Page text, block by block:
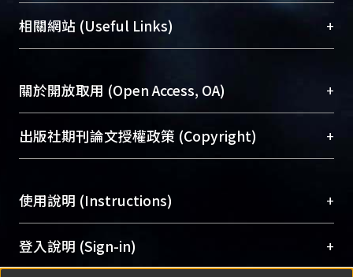
機構典藏（NTUR）與學術庫（AH）不同功能平
台，成為臺大學術典藏NTU scholars。期能整合研
成果。
To permanently archive and promote researcher
profiles and scholarly works, Library integrates the
services of “NTU Repository” with “Academic
總館學科館員(Main Library)
醫學圖書館學科館員(Medical Library)
Sciences Library)
相關網站 (Useful Links) +
關於開放取用 (Open Access, OA) +
開放取用是從使用者角度提升資訊取用性的社會運
動，應用在學術研究上是透過將研究著作公開供使
用逐年攀升。同時可加速研究發展、提升研究影響
Archive）平台。 （點選深入了解OA）
出版社期刊論文授權政策 (Copyright) +
含部分內容的版權非匯入者所有，或由第三方贊
助與合作完成，請確認該版權所有者及第三方同
意提供此授權。
Please represent that the submission is your
使用說明 (Instructions) +
網站簡介(Quickstart Guide)
使用手冊(Instruction Manual)
登入說明 (Sign-in) +